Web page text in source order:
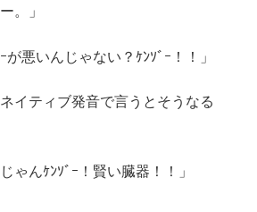
。」
悪いんじゃない？ｹﾝｿﾞｰ！！」
イティブ発音で言うとそうなる
ゃんｹﾝｿﾞｰ！賢い臓器！！」